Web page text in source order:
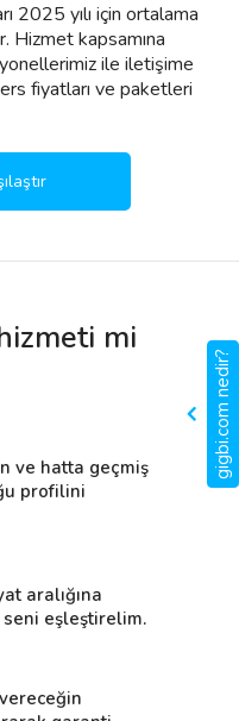
2025 yılı için ortalama
Hizmet kapsamına
ile iletişime
fiyatları ve paketleri
mi
ve hatta geçmiş
profilini
aralığına
eşleştirelim.
gigbi.com nedir?